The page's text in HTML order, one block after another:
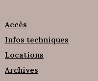
Accès
Infos techniques
Locations
Archives